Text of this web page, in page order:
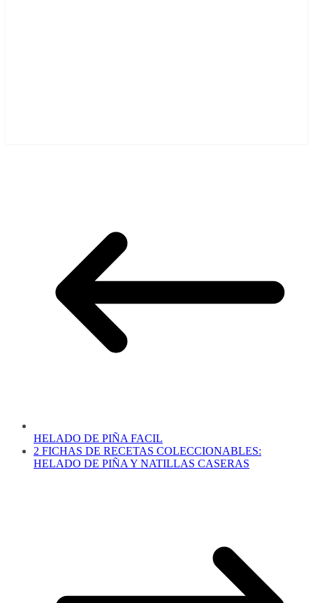
HELADO DE PIÑA FACIL
2 FICHAS DE RECETAS COLECCIONABLES:
HELADO DE PIÑA Y NATILLAS CASERAS